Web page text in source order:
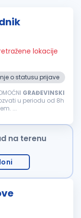
lokacije
o statusu prijave
GRAĐEVINSKI
u periodu od 8h
...
na terenu